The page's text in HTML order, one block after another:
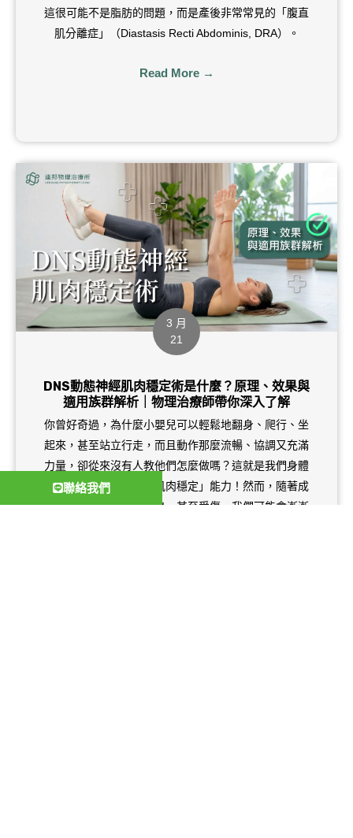
這很可能不是脂肪的問題，而是產後非常常見的「腹直
肌分離症」（Diastasis Recti Abdominis, DRA）。
Read More →
3 月
21
DNS動態神經肌肉穩定術是什麼？原理、效果與
適用族群解析｜物理治療師帶你深入了解
你曾好奇過，為什麼小嬰兒可以輕鬆地翻身、爬行、坐
起來，甚至站立行走，而且動作那麼流暢、協調又充滿
力量，卻從來沒有人教他們怎麼做嗎？這就是我們身體
與生俱來的「動態神經肌肉穩定」能力！然而，隨著成
長、生活習慣、姿勢不良，甚至受傷，我們可能會漸漸
聯絡我們